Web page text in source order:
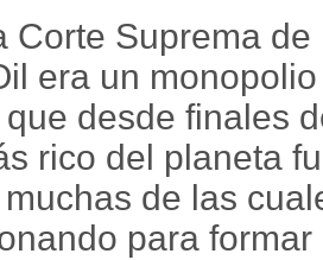
Corte Suprema
era un
desde finales
rico del planeta
de las
para